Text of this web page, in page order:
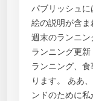
パブリッシュ
絵の説明が含ま
週末のランニ
ランニング更
ランニング、
ります。 ああ
ンドのために